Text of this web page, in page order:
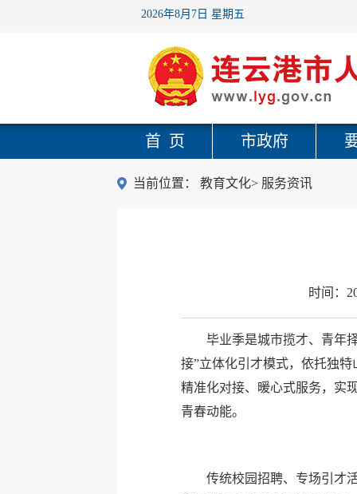
2026年8月7日 星期五
首 页 市政府
当前位置： 教育文化> 服务资讯
时间：
毕业季是城市揽才、青年
接”立体化引才模式，依托独
精准化对接、暖心式服务，实
青春动能。
传统校园招聘、专场引才